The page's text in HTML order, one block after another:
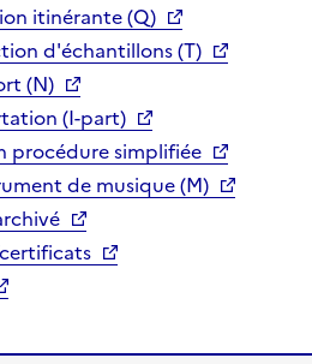
itinérante (Q)
d'échantillons (T)
(N)
(I-part)
procédure simplifiée
de musique (M)